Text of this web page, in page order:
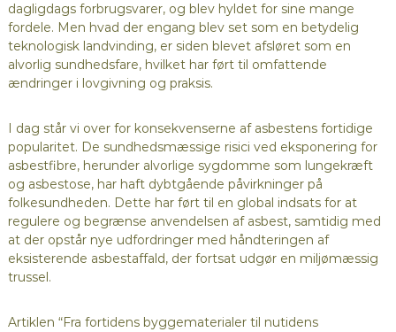
dagligdags forbrugsvarer, og blev hyldet for sine mange
fordele. Men hvad der engang blev set som en betydelig
teknologisk landvinding, er siden blevet afsløret som en
alvorlig sundhedsfare, hvilket har ført til omfattende
ændringer i lovgivning og praksis.
I dag står vi over for konsekvenserne af asbestens fortidige
popularitet. De sundhedsmæssige risici ved eksponering for
asbestfibre, herunder alvorlige sygdomme som lungekræft
og asbestose, har haft dybtgående påvirkninger på
folkesundheden. Dette har ført til en global indsats for at
regulere og begrænse anvendelsen af asbest, samtidig med
at der opstår nye udfordringer med håndteringen af
eksisterende asbestaffald, der fortsat udgør en miljømæssig
trussel.
Artiklen “Fra fortidens byggematerialer til nutidens